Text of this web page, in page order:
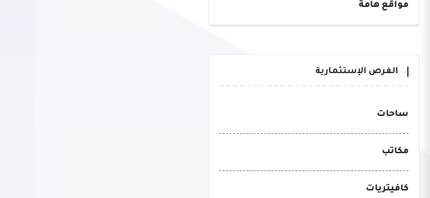
مواقع هامة
الفرص الإستثمارية
ساحات
مكاتب
كافيتريات